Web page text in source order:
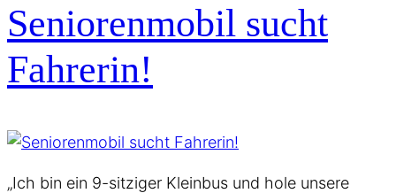
Seniorenmobil sucht
Fahrerin!
„Ich bin ein 9-sitziger Kleinbus und hole unsere